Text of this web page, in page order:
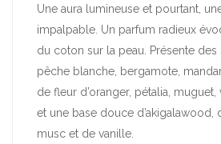
Une aura lumineuse et pourtant,
impalpable. Un parfum radieux
du coton sur la peau. Présente
pêche blanche, bergamote,
de fleur d’oranger, pétalia, muguet,
et une base douce d’akigalawood,
musc et de vanille.